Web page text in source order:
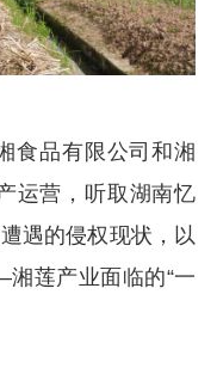
食品有限公司和湘
运营，听取湖南忆
遇的侵权现状，以
莲产业面临的“一